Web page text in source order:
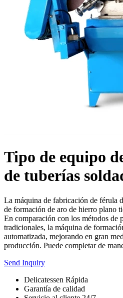
Tipo de equipo
de tuberías
La máquina de fabricación de férula
de formación de aro de hierro plano
En comparación con los métodos de
tradicionales, la máquina de
automatizada, mejorando en gran
producción. Puede completar de
Send Inquiry
Delicatessen Rápida
Garantía de calidad